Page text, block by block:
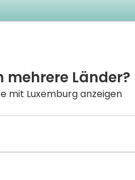
mehrere Länder?
mit Luxemburg anzeigen